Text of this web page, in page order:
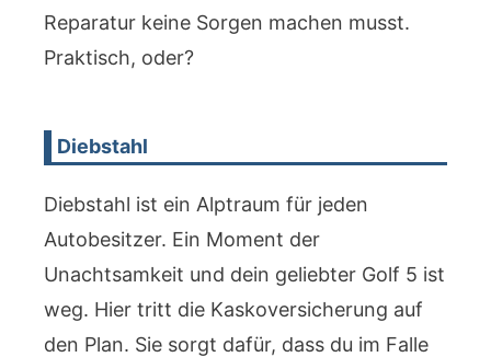
Reparatur keine Sorgen machen musst.
Praktisch, oder?
Diebstahl
Diebstahl ist ein Alptraum für jeden
Autobesitzer. Ein Moment der
Unachtsamkeit und dein geliebter Golf 5 ist
weg. Hier tritt die Kaskoversicherung auf
den Plan. Sie sorgt dafür, dass du im Falle